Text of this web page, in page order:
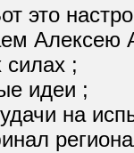
это
Алексею
силах ;
идеи ;
на